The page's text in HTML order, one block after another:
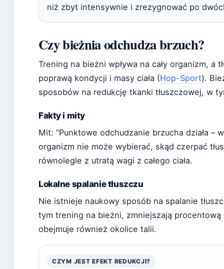
niż zbyt intensywnie i zrezygnować po
Czy bieżnia odchudza brzuch?
Trening na bieżni wpływa na cały organizm, a
poprawą kondycji i masy ciała (Hop-Sport).
sposobów na redukcję tkanki tłuszczowej, w
Fakty i mity
Mit: “Punktowe odchudzanie brzucha działa –
organizm nie może wybierać, skąd czerpać
równolegle z utratą wagi z całego ciała.
Lokalne spalanie tłuszczu
Nie istnieje naukowy sposób na spalanie
tym trening na bieżni, zmniejszają
obejmuje również okolice talii.
CZYM JEST EFEKT REDUKCJI?